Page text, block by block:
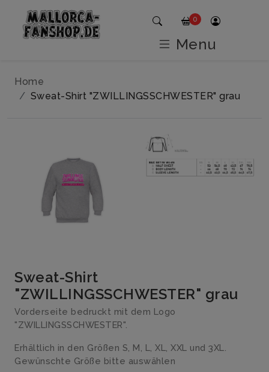
Home
Sweat-Shirt "ZWILLINGSSCHWESTER" grau
Sweat-Shirt
"ZWILLINGSSCHWESTER" grau
Vorderseite bedruckt mit dem Logo
"ZWILLINGSSCHWESTER".
Erhältlich in den Größen S, M, L, XL, XXL und 3XL.
Gewünschte Größe bitte auswählen
0
Menu